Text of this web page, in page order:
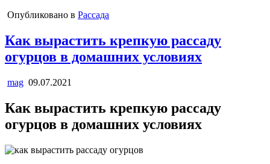
Опубликовано в Рассада
Как вырастить крепкую рассаду
огурцов в домашних условиях
mag 09.07.2021
Как вырастить крепкую рассаду
огурцов в домашних условиях